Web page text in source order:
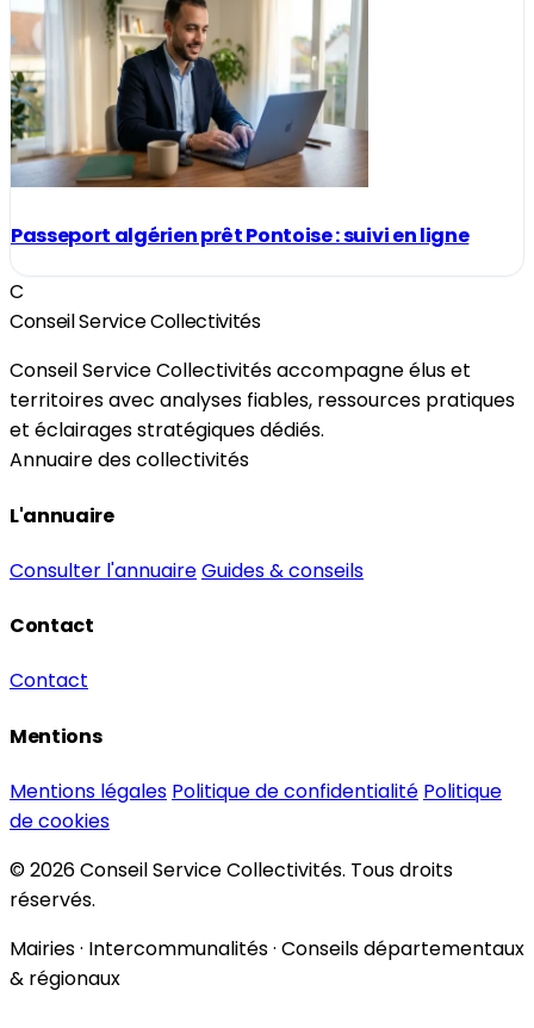
Passeport algérien prêt Pontoise : suivi en ligne
C
Conseil Service Collectivités
Conseil Service Collectivités accompagne élus et
territoires avec analyses fiables, ressources pratiques
et éclairages stratégiques dédiés.
Annuaire des collectivités
L'annuaire
Consulter l'annuaireGuides & conseils
Contact
Contact
Mentions
Mentions légales Politique de confidentialité Politique
de cookies
© 2026 Conseil Service Collectivités. Tous droits
réservés.
Mairies · Intercommunalités · Conseils départementaux
& régionaux